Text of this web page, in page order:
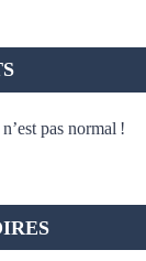
pas normal !